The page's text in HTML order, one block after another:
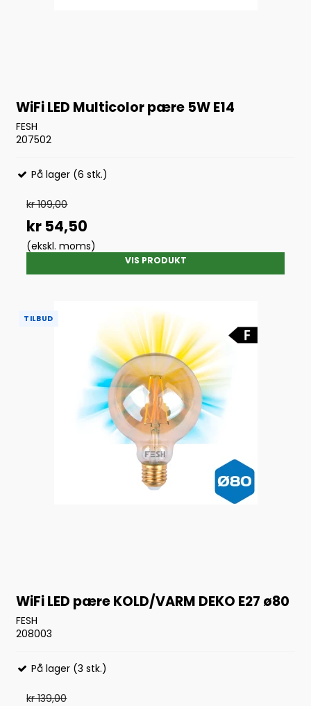
WiFi LED Multicolor pære 5W E14
FESH
207502
På lager (6 stk.)
kr 109,00
kr 54,50
(ekskl. moms)
VIS PRODUKT
TILBUD
WiFi LED pære KOLD/VARM DEKO E27 ø80
FESH
208003
På lager (3 stk.)
kr 139,00